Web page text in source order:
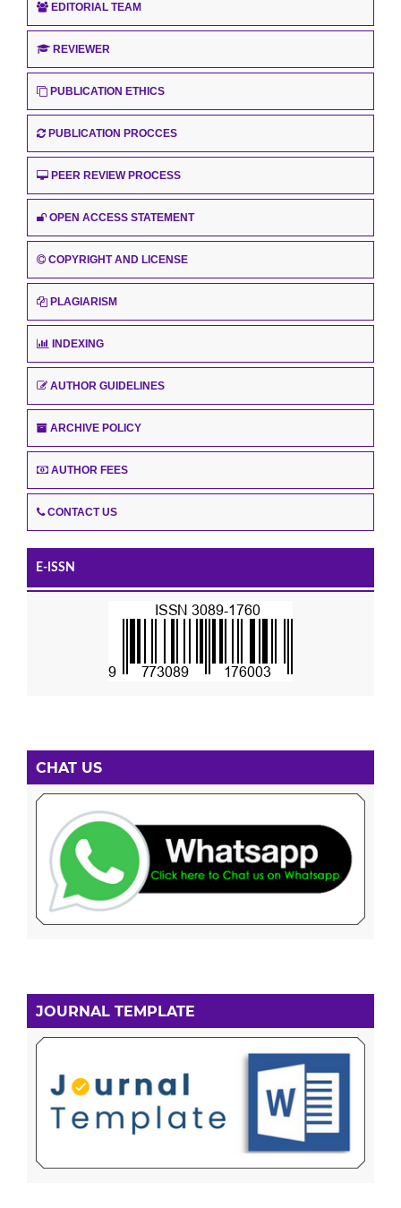
EDITORIAL TEAM
REVIEWER
PUBLICATION ETHICS
PUBLICATION PROCCES
PEER REVIEW PROCESS
OPEN ACCESS STATEMENT
COPYRIGHT AND LICENSE
PLAGIARISM
INDEXING
AUTHOR GUIDELINES
ARCHIVE POLICY
AUTHOR FEES
CONTACT US
E-ISSN
CHAT US
JOURNAL TEMPLATE